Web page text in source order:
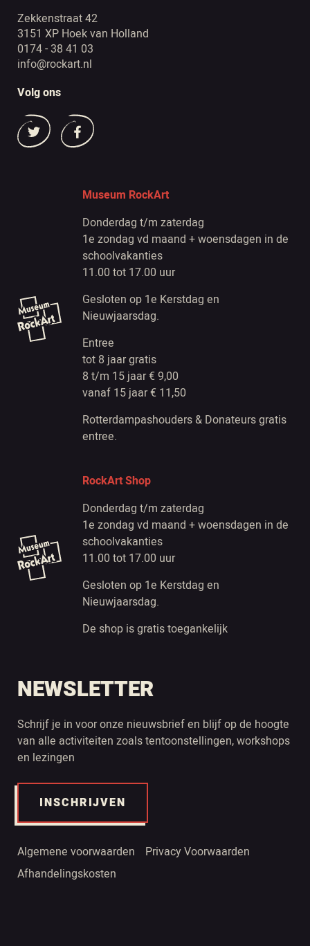
Zekkenstraat 42
3151 XP Hoek van Holland
0174 - 38 41 03
info@rockart.nl
Volg ons
Museum RockArt
Donderdag t/m zaterdag
1e zondag vd maand + woensdagen in de
schoolvakanties
11.00 tot 17.00 uur
Gesloten op 1e Kerstdag en
Nieuwjaarsdag.
Entree
tot 8 jaar gratis
8 t/m 15 jaar € 9,00
vanaf 15 jaar € 11,50
Rotterdampashouders & Donateurs gratis
entree.
RockArt Shop
Donderdag t/m zaterdag
1e zondag vd maand + woensdagen in de
schoolvakanties
11.00 tot 17.00 uur
Gesloten op 1e Kerstdag en
Nieuwjaarsdag.
De shop is gratis toegankelijk
NEWSLETTER
Schrijf je in voor onze nieuwsbrief en blijf op de hoogte
van alle activiteiten zoals tentoonstellingen, workshops
en lezingen
INSCHRIJVEN
Algemene voorwaarden
Privacy Voorwaarden
Afhandelingskosten